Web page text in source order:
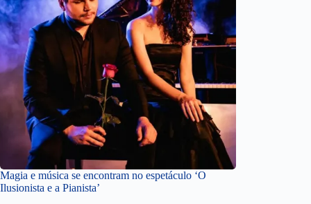
Magia e música se encontram no espetáculo ‘O
Ilusionista e a Pianista’